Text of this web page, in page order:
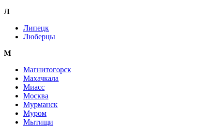
Л
Липецк
Люберцы
М
Магнитогорск
Махачкала
Миасс
Москва
Мурманск
Муром
Мытищи